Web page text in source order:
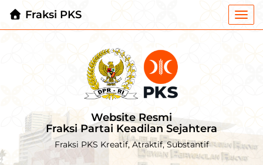
Fraksi PKS
Website Resmi
Fraksi Partai Keadilan Sejahtera
Fraksi PKS Kreatif, Atraktif, Substantif